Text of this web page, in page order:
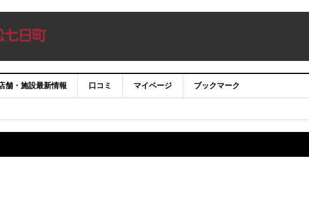
舗・施設最新情報 口コミ マイページ ブックマーク